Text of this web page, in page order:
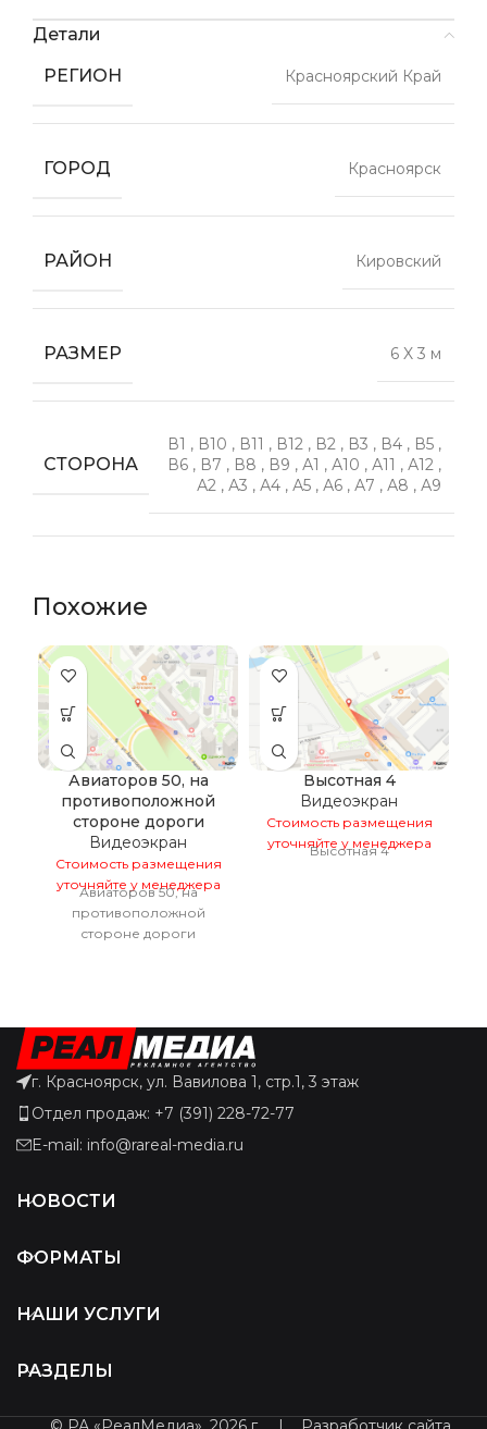
Детали
РЕГИОН
Красноярский Край
ГОРОД Красноярск
РАЙОН Кировский
РАЗМЕР 6 X 3 м
СТОРОНА
В1 , В10 , В11 , В12 , В2 , В3 , В4 , В5 ,
В6 , В7 , В8 , В9 , А1 , А10 , А11 , А12 ,
А2 , А3 , А4 , А5 , А6 , А7 , А8 , А9
Похожие
Авиаторов 50, на
противоположной
стороне дороги
Видеоэкран
Стоимость размещения
уточняйте у менеджера
Авиаторов 50, на
противоположной
стороне дороги
Высотная 4
Видеоэкран
Стоимость размещения
уточняйте у менеджера
Высотная 4
г. Красноярск, ул. Вавилова 1, стр.1, 3 этаж
Отдел продаж: +7 (391) 228-72-77
E-mail: info@rareal-media.ru
НОВОСТИ
ФОРМАТЫ
НАШИ УСЛУГИ
РАЗДЕЛЫ